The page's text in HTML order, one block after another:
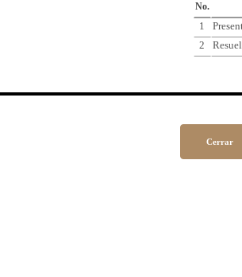
No.
1
2
Cerrar